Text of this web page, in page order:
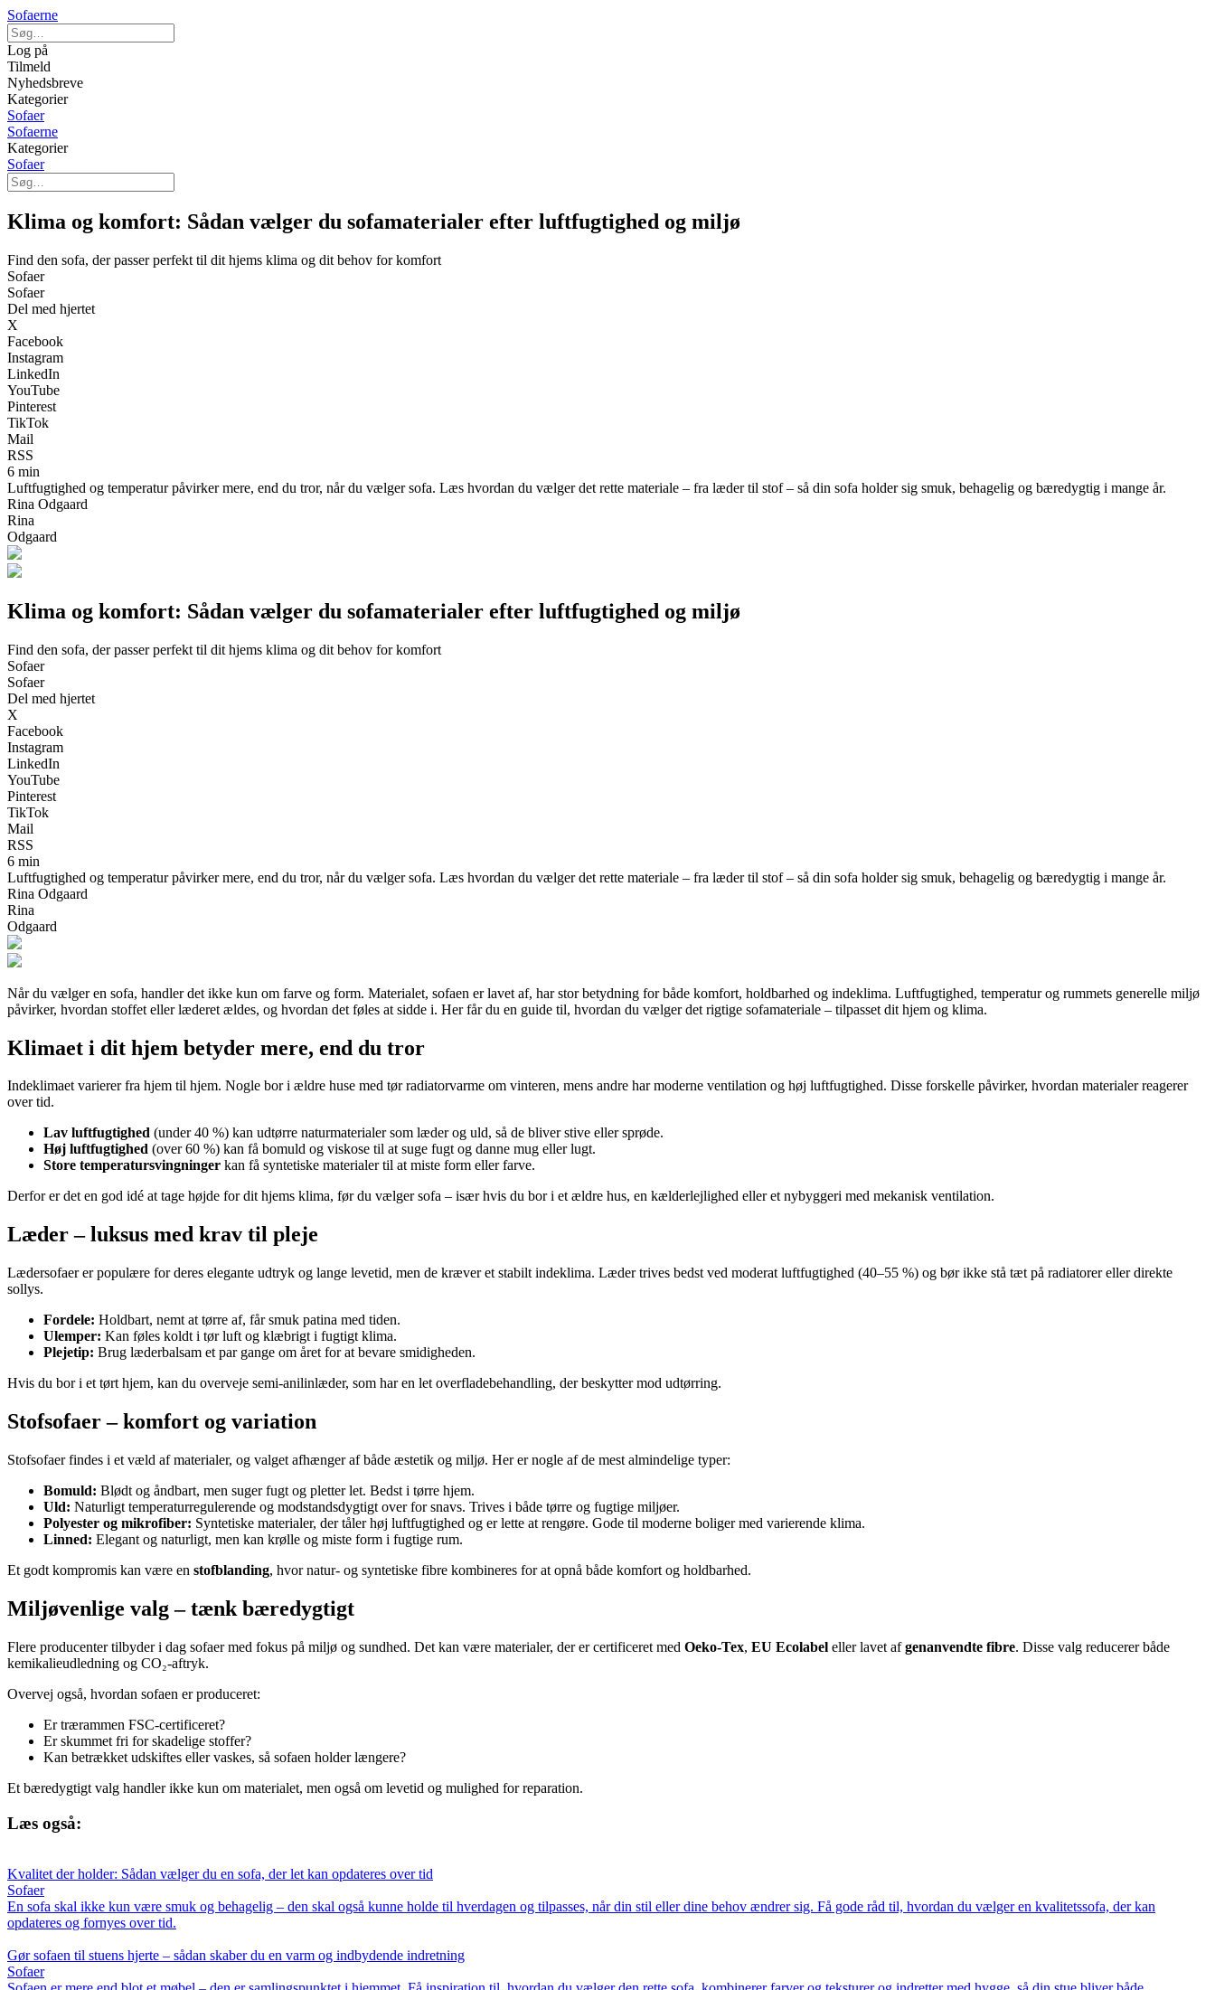
Sofaerne
Log på
Tilmeld
Nyhedsbreve
Kategorier
Sofaer
Sofaerne
Kategorier
Sofaer
Klima og komfort: Sådan vælger du sofamaterialer efter luftfugtighed og miljø
Find den sofa, der passer perfekt til dit hjems klima og dit behov for komfort
Sofaer
Sofaer
Del med hjertet
X
Facebook
Instagram
LinkedIn
YouTube
Pinterest
TikTok
Mail
RSS
6 min
Luftfugtighed og temperatur påvirker mere, end du tror, når du vælger sofa. Læs hvordan du vælger det rette materiale – fra læder til stof – så din sofa holder sig smuk, behagelig og bæredygtig i mange år.
Rina Odgaard
Rina
Odgaard
Klima og komfort: Sådan vælger du sofamaterialer efter luftfugtighed og miljø
Find den sofa, der passer perfekt til dit hjems klima og dit behov for komfort
Sofaer
Sofaer
Del med hjertet
X
Facebook
Instagram
LinkedIn
YouTube
Pinterest
TikTok
Mail
RSS
6 min
Luftfugtighed og temperatur påvirker mere, end du tror, når du vælger sofa. Læs hvordan du vælger det rette materiale – fra læder til stof – så din sofa holder sig smuk, behagelig og bæredygtig i mange år.
Rina Odgaard
Rina
Odgaard
Når du vælger en sofa, handler det ikke kun om farve og form. Materialet, sofaen er lavet af, har stor betydning for både komfort, holdbarhed og indeklima. Luftfugtighed, temperatur og rummets generelle miljø
påvirker, hvordan stoffet eller læderet ældes, og hvordan det føles at sidde i. Her får du en guide til, hvordan du vælger det rigtige sofamateriale – tilpasset dit hjem og klima.
Klimaet i dit hjem betyder mere, end du tror
Indeklimaet varierer fra hjem til hjem. Nogle bor i ældre huse med tør radiatorvarme om vinteren, mens andre har moderne ventilation og høj luftfugtighed. Disse forskelle påvirker, hvordan materialer reagerer
over tid.
Lav luftfugtighed (under 40 %) kan udtørre naturmaterialer som læder og uld, så de bliver stive eller sprøde.
Høj luftfugtighed (over 60 %) kan få bomuld og viskose til at suge fugt og danne mug eller lugt.
Store temperatursvingninger kan få syntetiske materialer til at miste form eller farve.
Derfor er det en god idé at tage højde for dit hjems klima, før du vælger sofa – især hvis du bor i et ældre hus, en kælderlejlighed eller et nybyggeri med mekanisk ventilation.
Læder – luksus med krav til pleje
Lædersofaer er populære for deres elegante udtryk og lange levetid, men de kræver et stabilt indeklima. Læder trives bedst ved moderat luftfugtighed (40–55 %) og bør ikke stå tæt på radiatorer eller direkte
sollys.
Fordele: Holdbart, nemt at tørre af, får smuk patina med tiden.
Ulemper: Kan føles koldt i tør luft og klæbrigt i fugtigt klima.
Plejetip: Brug læderbalsam et par gange om året for at bevare smidigheden.
Hvis du bor i et tørt hjem, kan du overveje semi-anilinlæder, som har en let overfladebehandling, der beskytter mod udtørring.
Stofsofaer – komfort og variation
Stofsofaer findes i et væld af materialer, og valget afhænger af både æstetik og miljø. Her er nogle af de mest almindelige typer:
Bomuld: Blødt og åndbart, men suger fugt og pletter let. Bedst i tørre hjem.
Uld: Naturligt temperaturregulerende og modstandsdygtigt over for snavs. Trives i både tørre og fugtige miljøer.
Polyester og mikrofiber: Syntetiske materialer, der tåler høj luftfugtighed og er lette at rengøre. Gode til moderne boliger med varierende klima.
Linned: Elegant og naturligt, men kan krølle og miste form i fugtige rum.
Et godt kompromis kan være en stofblanding, hvor natur- og syntetiske fibre kombineres for at opnå både komfort og holdbarhed.
Miljøvenlige valg – tænk bæredygtigt
Flere producenter tilbyder i dag sofaer med fokus på miljø og sundhed. Det kan være materialer, der er certificeret med Oeko-Tex, EU Ecolabel eller lavet afgenanvendte fibre. Disse valg reducerer både
kemikalieudledning og CO₂-aftryk.
Overvej også, hvordan sofaen er produceret:
Er trærammen FSC-certificeret?
Er skummet fri for skadelige stoffer?
Kan betrækket udskiftes eller vaskes, så sofaen holder længere?
Et bæredygtigt valg handler ikke kun om materialet, men også om levetid og mulighed for reparation.
Læs også:
Kvalitet der holder: Sådan vælger du en sofa, der let kan opdateres over tid
Sofaer
En sofa skal ikke kun være smuk og behagelig – den skal også kunne holde til hverdagen og tilpasses, når din stil eller dine behov ændrer sig. Få gode råd til, hvordan du vælger en kvalitetssofa, der kan
opdateres og fornyes over tid.
Gør sofaen til stuens hjerte – sådan skaber du en varm og indbydende indretning
Sofaer